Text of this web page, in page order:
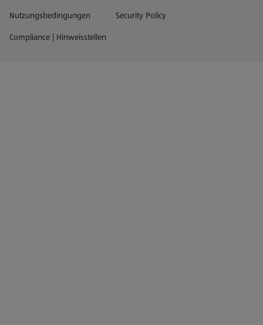
Nutzungsbedingungen
Security Policy
Compliance | Hinweisstellen